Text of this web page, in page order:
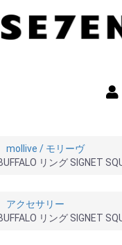
mollive / モリーヴ
リング SIGNET
アクセサリー
リング SIGNET